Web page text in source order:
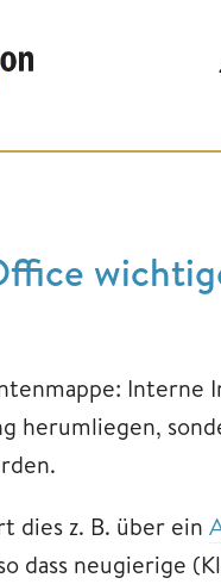
herumliegen,
dies z. B. über ein
dass neugierige